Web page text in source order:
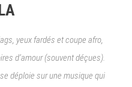
yeux fardés et coupe afro,
d’amour (souvent déçues).
déploie sur une musique qui